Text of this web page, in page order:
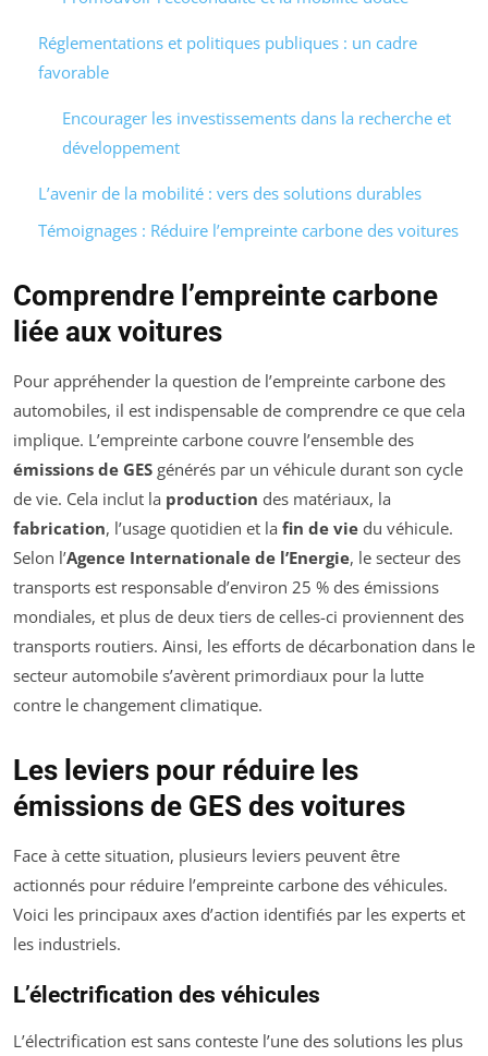
Réglementations et politiques publiques : un cadre
favorable
Encourager les investissements dans la recherche et
développement
L’avenir de la mobilité : vers des solutions durables
Témoignages : Réduire l’empreinte carbone des voitures
Comprendre l’empreinte carbone
liée aux voitures
Pour appréhender la question de l’empreinte carbone des
automobiles, il est indispensable de comprendre ce que cela
implique. L’empreinte carbone couvre l’ensemble des
émissions de GES générés par un véhicule durant son cycle
de vie. Cela inclut la production des matériaux, la
fabrication, l’usage quotidien et la fin de vie du véhicule.
Selon l’Agence Internationale de l’Energie, le secteur des
transports est responsable d’environ 25 % des émissions
mondiales, et plus de deux tiers de celles-ci proviennent des
transports routiers. Ainsi, les efforts de décarbonation dans le
secteur automobile s’avèrent primordiaux pour la lutte
contre le changement climatique.
Les leviers pour réduire les
émissions de GES des voitures
Face à cette situation, plusieurs leviers peuvent être
actionnés pour réduire l’empreinte carbone des véhicules.
Voici les principaux axes d’action identifiés par les experts et
les industriels.
L’électrification des véhicules
L’électrification est sans conteste l’une des solutions les plus